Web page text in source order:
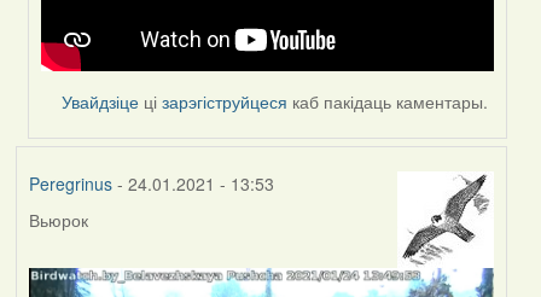
Увайдзіце цізарэгіструйцеся каб пакідаць каментары.
Peregrinus- 24.01.2021 - 13:53
Вьюрок